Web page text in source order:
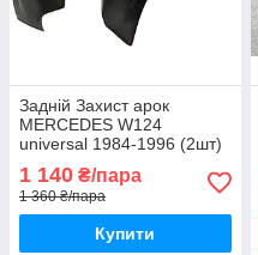
Задній Захист арок
MERCEDES W124
universal 1984-1996 (2шт)
В124 універсал пара
задніх
1 140 ₴/пара
1 360 ₴/пара
Купити